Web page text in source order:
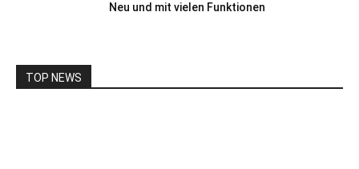
Neu und mit vielen Funktionen
TOP NEWS